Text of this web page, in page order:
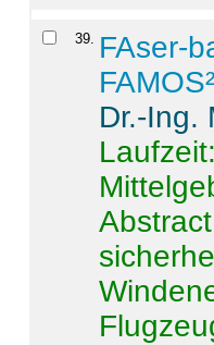
39. FAser-
FAMOS²
Dr.-Ing.